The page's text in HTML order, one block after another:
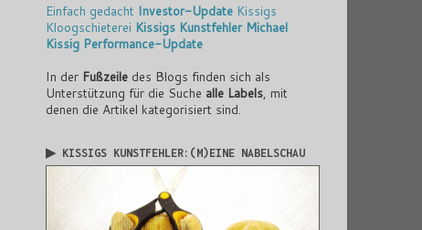
Einfach gedacht Investor-Update Kissigs
Kloogschieterei Kissigs Kunstfehler Michael
Kissig Performance-Update
In der Fußzeile des Blogs finden sich als
Unterstützung für die Suche alle Labels , mit
denen die Artikel kategorisiert sind.
▶ KISSIGS KUNSTFEHLER:(M)EINE NABELSCHAU